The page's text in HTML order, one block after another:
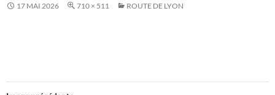
17 MAI 2026 710 × 511 ROUTE DE LYON